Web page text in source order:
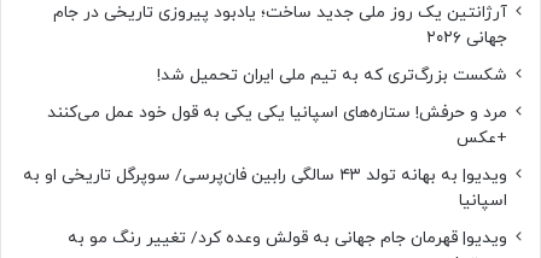
آرژانتین یک روز ملی جدید ساخت؛ یادبود پیروزی تاریخی در جام
جهانی ۲۰۲۶
شکست بزرگ‌تری که به تیم ملی ایران تحمیل شد!
مرد و حرفش! ستاره‌های اسپانیا یکی یکی به قول خود عمل می‌کنند
+عکس
ویدیو| به بهانه تولد ۴۳ سالگی رابین فان‌پرسی/ سوپرگل تاریخی او به
اسپانیا
ویدیو| قهرمان جام جهانی به قولش وعده کرد/ تغییر رنگ مو به